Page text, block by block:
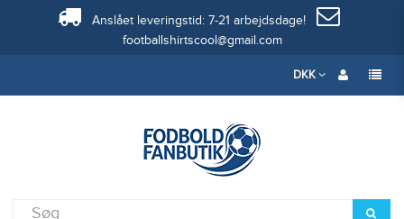
Anslået leveringstid: 7-21 arbejdsdage!
footballshirtscool@gmail.com
DKK